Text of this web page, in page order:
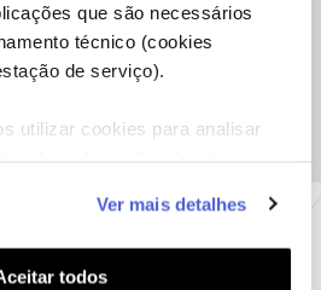
que são necessários
técnico (cookies
de serviço).
utilizar cookies para analisar
de personalização e
anúncios aos seus interesses
personalizada). Pode gerir a
Ver mais detalhes
todos
informação relevante. Marque
faça "Like" nos melhores comentários.